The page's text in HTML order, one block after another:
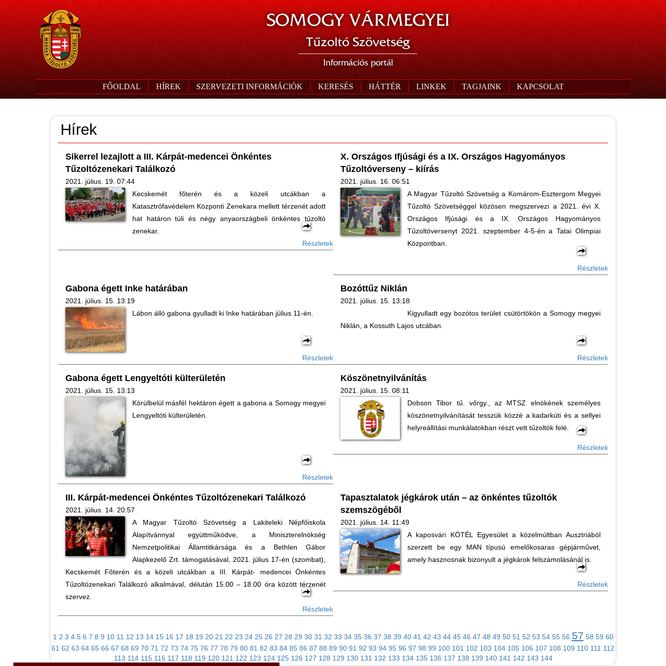
SOMOGY VÁRMEGYEI
Tűzoltó Szövetség
Információs portál
FŐOLDAL HÍREK SZERVEZETI INFORMÁCIÓK KERESÉS HÁTTÉR LINKEK TAGJAINK KAPCSOLAT
Hírek
Sikerrel lezajlott a III. Kárpát-medencei Önkéntes
Tűzoltózenekari Találkozó
2021. július. 19. 07:44
Kecskemét főterén és a közeli utcákban a
Katasztrófavédelem Központi Zenekara mellett térzenét adott
hat határon túli és négy anyaországbeli önkéntes tűzoltó
zenekar.
Részletek
X. Országos Ifjúsági és a IX. Országos Hagyományos
Tűzoltóverseny – kiírás
2021. július. 16. 06:51
A Magyar Tűzoltó Szövetség a Komárom-Esztergom Megyei
Tűzoltó Szövetséggel közösen megszervezi a 2021. évi X.
Országos Ifjúsági és a IX. Országos Hagyományos
Tűzoltóversenyt 2021. szeptember 4-5-én a Tatai Olimpiai
Központban.
Részletek
Gabona égett Inke határában
2021. július. 15. 13:19
Lábon álló gabona gyulladt ki Inke határában július 11-én.
Részletek
Bozóttűz Niklán
2021. július. 15. 13:18
Kigyulladt egy bozótos terület csütörtökön a Somogy megyei
Niklán, a Kossuth Lajos utcában.
Részletek
Gabona égett Lengyeltóti külterületén
2021. július. 15. 13:13
Körülbelül másfél hektáron égett a gabona a Somogy megyei
Lengyeltóti külterületén.
Részletek
Köszönetnyilvánítás
2021. július. 15. 08:11
Dobson Tibor tű. vőrgy., az MTSZ elnökének személyes
köszönetnyilvánítását tesszük közzé a kadarkúti és a sellyei
helyreállítási munkálatokban részt vett tűzoltók felé.
Részletek
III. Kárpát-medencei Önkéntes Tűzoltózenekari Találkozó
2021. július. 14. 20:57
A Magyar Tűzoltó Szövetség a Lakiteleki Népfőiskola
Alapítvánnyal együttműködve, a Miniszterelnökség
Nemzetpolitikai Államtitkársága és a Bethlen Gábor
Alapkezelő Zrt. támogatásával, 2021. július 17-én (szombat),
Kecskemét Főterén és a közeli utcákban a III. Kárpát- medencei Önkéntes
Tűzoltózenekari Találkozó alkalmával, délután 15.00 – 18.00 óra között térzenét
szervez.
Részletek
Tapasztalatok jégkárok után – az önkéntes tűzoltók
szemszögéből
2021. július. 14. 11:49
A kaposvári KÖTÉL Egyesület a közelmúltban Ausztriából
szerzett be egy MAN típusú emelőkosaras gépjárművet,
amely hasznosnak bizonyult a jégkárok felszámolásánál is.
Részletek
1 2 3 4 5 6 7 8 9 10 11 12 13 14 15 16 17 18 19 20 21 22 23 24 25 26 27 28 29 30 31 32 33 34 35 36 37 38 39 40 41 42 43 44 45 46 47 48 49 50 51 52 53 54 55 56 57 58 59 60
61 62 63 64 65 66 67 68 69 70 71 72 73 74 75 76 77 78 79 80 81 82 83 84 85 86 87 88 89 90 91 92 93 94 95 96 97 98 99 100 101 102 103 104 105 106 107 108 109 110 111 112
113 114 115 116 117 118 119 120 121 122 123 124 125 126 127 128 129 130 131 132 133 134 135 136 137 138 139 140 141 142 143 144